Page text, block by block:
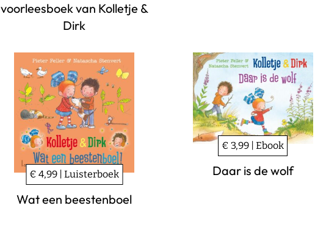
voorleesboek van Kolletje &
Dirk
€ 4,99 | Luisterboek
Wat een beestenboel
€ 3,99 | Ebook
Daar is de wolf